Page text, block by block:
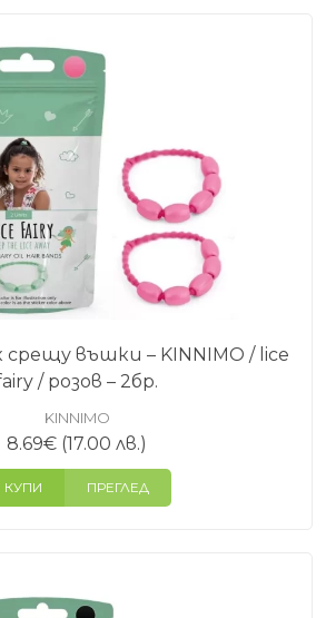
въшки – KINNIMO / lice
/ розов – 2бр.
KINNIMO
8.69€ (17.00 лв.)
КУПИ ПРЕГЛЕД